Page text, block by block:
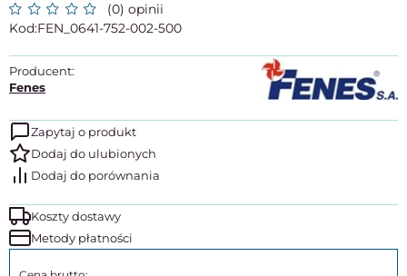
(0) opinii
FEN_0641-752-002-500
Producent:
Fenes
Zapytaj o produkt
Koszty dostawy
Metody płatności